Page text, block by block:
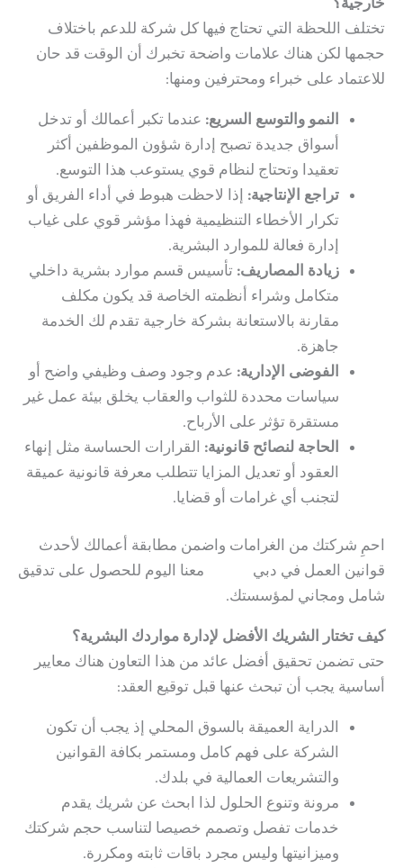
تختلف اللحظة التي تحتاج فيها كل شركة للدعم باختلاف
حجمها لكن هناك علامات واضحة تخبرك أن الوقت قد حان
للاعتماد على خبراء ومحترفين ومنها:
النمو والتوسع السريع: عندما تكبر أعمالك أو تدخل
أسواق جديدة تصبح إدارة شؤون الموظفين أكثر
تعقيدا وتحتاج لنظام قوي يستوعب هذا التوسع.
تراجع الإنتاجية: إذا لاحظت هبوط في أداء الفريق أو
تكرار الأخطاء التنظيمية فهذا مؤشر قوي على غياب
إدارة فعالة للموارد البشرية.
زيادة المصاريف: تأسيس قسم موارد بشرية داخلي
متكامل وشراء أنظمته الخاصة قد يكون مكلف
مقارنة بالاستعانة بشركة خارجية تقدم لك الخدمة
جاهزة.
الفوضى الإدارية: عدم وجود وصف وظيفي واضح أو
سياسات محددة للثواب والعقاب يخلق بيئة عمل غير
مستقرة تؤثر على الأرباح.
الحاجة لنصائح قانونية: القرارات الحساسة مثل إنهاء
العقود أو تعديل المزايا تتطلب معرفة قانونية عميقة
لتجنب أي غرامات أو قضايا.
احمِ شركتك من الغرامات واضمن مطابقة أعمالك لأحدث
قوانين العمل في دبي
معنا اليوم للحصول على تدقيق
شامل ومجاني لمؤسستك.
كيف تختار الشريك الأفضل لإدارة مواردك البشرية؟
حتى تضمن تحقيق أفضل عائد من هذا التعاون هناك معايير
أساسية يجب أن تبحث عنها قبل توقيع العقد:
الدراية العميقة بالسوق المحلي إذ يجب أن تكون
الشركة على فهم كامل ومستمر بكافة القوانين
والتشريعات العمالية في بلدك.
مرونة وتنوع الحلول لذا ابحث عن شريك يقدم
خدمات تفصل وتصمم خصيصا لتناسب حجم شركتك
وميزانيتها وليس مجرد باقات ثابته ومكررة.